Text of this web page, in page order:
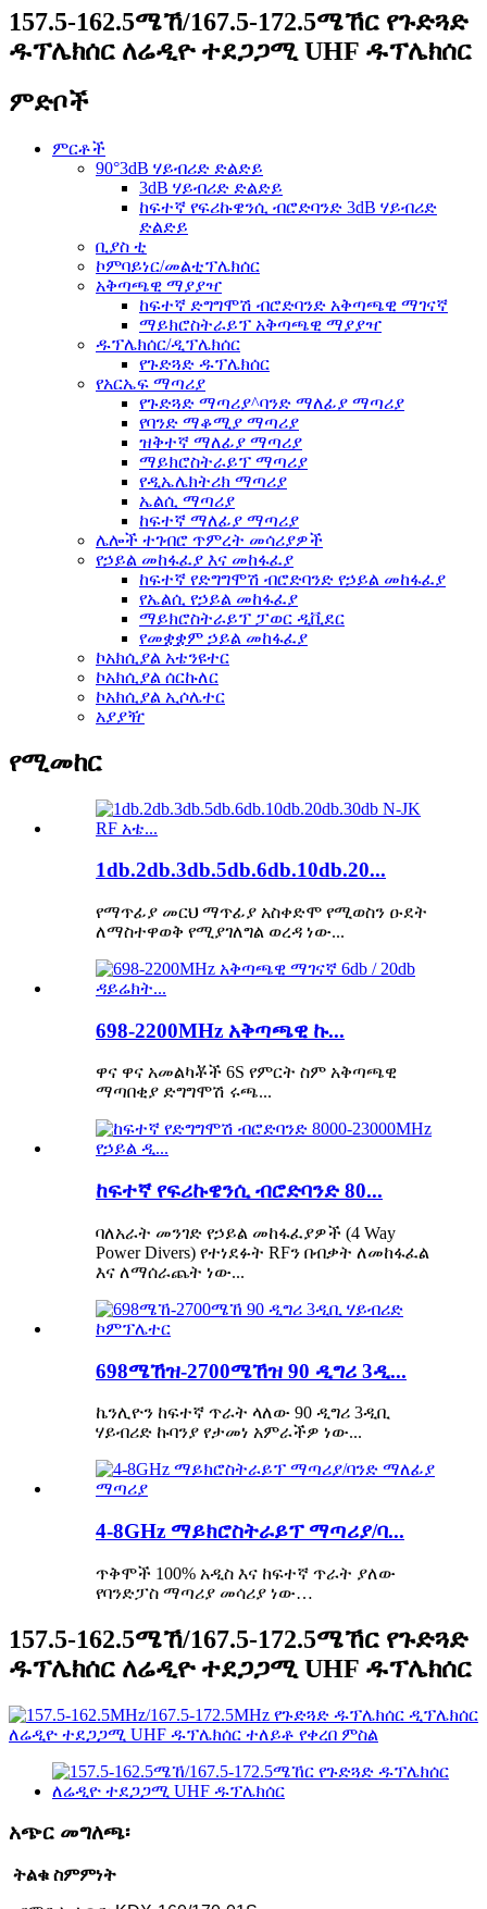
157.5-162.5ሜኸ/167.5-172.5ሜኸር የጉድጓድ
ዱፕሌክሰር ለሬዲዮ ተደጋጋሚ UHF ዱፕሌክሰር
ምድቦች
ምርቶች
90°3dB ሃይብሪድ ድልድይ
3dB ሃይብሪድ ድልድይ
ከፍተኛ የፍሪኩዌንሲ ብሮድባንድ 3dB ሃይብሪድ
ድልድይ
ቢያስ ቲ
ኮምባይነር/መልቲፕሌክሰር
አቅጣጫዊ ማያያዣ
ከፍተኛ ድግግሞሽ ብሮድባንድ አቅጣጫዊ ማገናኛ
ማይክሮስትራይፕ አቅጣጫዊ ማያያዣ
ዱፕሌክሰር/ዲፕሌክሰር
የጉድጓድ ዱፕሌክሰር
የአርኤፍ ማጣሪያ
የጉድጓድ ማጣሪያ^ባንድ ማለፊያ ማጣሪያ
የባንድ ማቆሚያ ማጣሪያ
ዝቅተኛ ማለፊያ ማጣሪያ
ማይክሮስትራይፕ ማጣሪያ
የዲኤሌክትሪክ ማጣሪያ
ኤልሲ ማጣሪያ
ከፍተኛ ማለፊያ ማጣሪያ
ሌሎች ተገብሮ ጥምረት መሳሪያዎች
የኃይል መከፋፈያ እና መከፋፈያ
ከፍተኛ የድግግሞሽ ብሮድባንድ የኃይል መከፋፈያ
የኤልሲ የኃይል መከፋፈያ
ማይክሮስትራይፕ ፓወር ዲቪደር
የመቋቋም ኃይል መከፋፈያ
ኮአክሲያል አቴንዩተር
ኮአክሲያል ሰርኩለር
ኮአክሲያል ኢሶሌተር
አያያዥ
የሚመከር
1db.2db.3db.5db.6db.10db.20...
የማጥፊያ መርህ ማጥፊያ አስቀድሞ የሚወስን ዑደት
ለማስተዋወቅ የሚያገለግል ወረዳ ነው...
698-2200MHz አቅጣጫዊ ኩ...
ዋና ዋና አመልካቾች 6S የምርት ስም አቅጣጫዊ
ማጣበቂያ ድግግሞሽ ሩጫ...
ከፍተኛ የፍሪኩዌንሲ ብሮድባንድ 80...
ባለአራት መንገድ የኃይል መከፋፈያዎች (4 Way
Power Divers) የተነደፉት RFን በብቃት ለመከፋፈል
እና ለማሰራጨት ነው...
698ሜኸዝ-2700ሜኸዝ 90 ዲግሪ 3ዲ...
ኬንሊዮን ከፍተኛ ጥራት ላለው 90 ዲግሪ 3ዲቢ
ሃይብሪድ ኩባንያ የታመነ አምራችዎ ነው...
4-8GHz ማይክሮስትራይፕ ማጣሪያ/ባ...
ጥቅሞች 100% አዲስ እና ከፍተኛ ጥራት ያለው
የባንድፓስ ማጣሪያ መሳሪያ ነው…
157.5-162.5ሜኸ/167.5-172.5ሜኸር የጉድጓድ
ዱፕሌክሰር ለሬዲዮ ተደጋጋሚ UHF ዱፕሌክሰር
አጭር መግለጫ፡
ትልቁ ስምምነት